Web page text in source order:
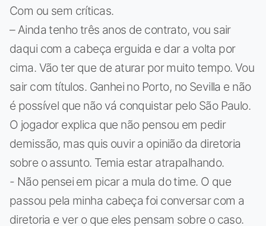
Com ou sem críticas.
– Ainda tenho três anos de contrato, vou sair
daqui com a cabeça erguida e dar a volta por
cima. Vão ter que de aturar por muito tempo. Vou
sair com títulos. Ganhei no Porto, no Sevilla e não
é possível que não vá conquistar pelo São Paulo.
O jogador explica que não pensou em pedir
demissão, mas quis ouvir a opinião da diretoria
sobre o assunto. Temia estar atrapalhando.
- Não pensei em picar a mula do time. O que
passou pela minha cabeça foi conversar com a
diretoria e ver o que eles pensam sobre o caso.